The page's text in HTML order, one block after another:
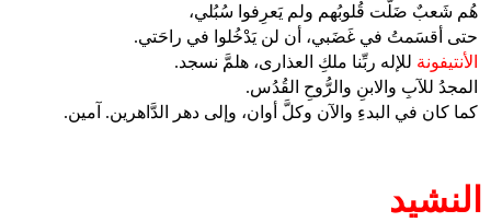
هُم شَعبٌ ضَلَّت قُلوبُهم ولم يَعرِفوا سُبُلي،
حتى أقسَمتُ في غَضَبي، أن لن يَدْخُلوا في راحَتي.
الأنتيفونة للإله ربِّنا ملكِ العذارى، هلمَّ نسجد.
المجدُ للآبِ والابنِ والرُّوحِ القُدُس.
كما كان في البدءِ والآن وكلَّ أوان، وإلى دهر الدَّاهرين. آمين.
النشيد